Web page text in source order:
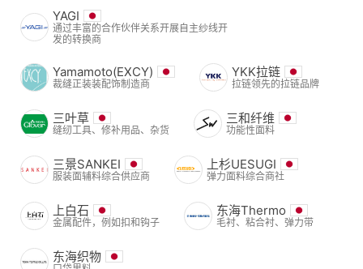
YAGI
通过丰富的合作伙伴关系开展自主纱线开
发的转换商
Yamamoto(EXCY)
裁缝正装装配饰制造商
YKK拉链
拉链领先的拉链品牌
三叶草
缝纫工具、修补用品、杂货
三和纤维
功能性面料
三景SANKEI
服装面辅料综合供应商
上杉UESUGI
弹力面料综合商社
上白石
金属配件，例如扣和钩子
东海Thermo
毛衬、粘合衬、弹力带
东海织物